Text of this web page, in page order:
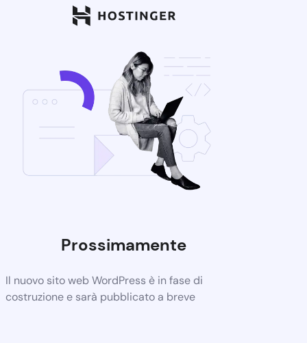
Prossimamente
Il nuovo sito web WordPress è in fase di
costruzione e sarà pubblicato a breve